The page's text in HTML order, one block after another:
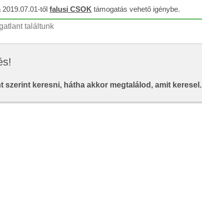
2019.07.01-től falusi CSOK támogatás vehető igénybe.
találtunk
szerint keresni, hátha akkor megtalálod, amit keresel.